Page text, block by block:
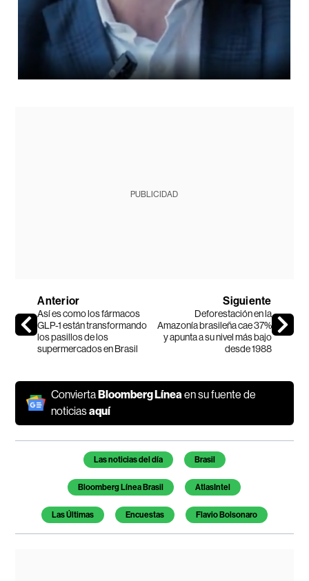
PUBLICIDAD
Anterior
Así es como los fármacos
GLP-1 están transformando
los pasillos de los
supermercados en Brasil
Siguiente
Deforestación en la
Amazonía brasileña cae 37%
y apunta a su nivel más bajo
desde 1988
ConviertaBloomberg Línea en su fuente de
noticiasaquí
Temas de este artículo
Las noticias del día Brasil
Bloomberg Línea Brasil AtlasIntel
Las Últimas Encuestas Flavio Bolsonaro